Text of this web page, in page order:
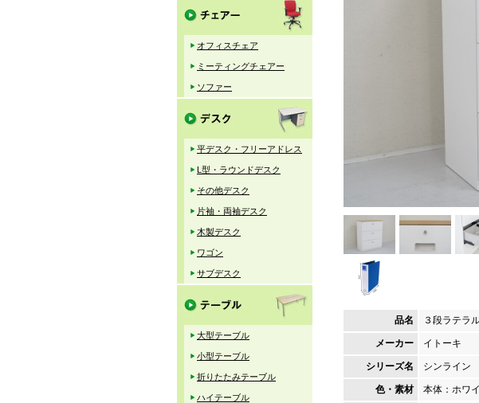
品名 ３段ラテラ
メーカー イトーキ
シリーズ名 シンライン
色・素材 本体：ホワ
オフィスチェア
ミーティングチェアー
ソファー
平デスク・フリーアドレス
L型・ラウンドデスク
その他デスク
片袖・両袖デスク
木製デスク
ワゴン
サブデスク
大型テーブル
小型テーブル
折りたたみテーブル
ハイテーブル